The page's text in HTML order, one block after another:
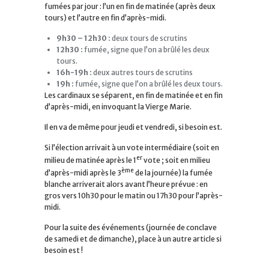
fumées par jour : l’un en fin de matinée (après deux
tours) et l’autre en fin d’après-midi.
9h30 – 12h30 : deux tours de scrutins
12h30 : fumée, signe que l’on a brûlé les deux
tours.
16h-19h : deux autres tours de scrutins
19h : fumée, signe que l’on a brûlé les deux tours.
Les cardinaux se séparent, en fin de matinée et en fin
d’après-midi, en invoquant la Vierge Marie.
Il en va de même pour jeudi et vendredi, si besoin est.
Si l’élection arrivait à un vote intermédiaire (soit en
milieu de matinée après le 1ervote ; soit en milieu
d’après-midi après le 3èmede la journée) la fumée
blanche arriverait alors avant l’heure prévue : en
gros vers 10h30 pour le matin ou 17h30 pour l’après-
midi.
Pour la suite des événements (journée de conclave
de samedi et de dimanche), place à un autre article si
besoin est !